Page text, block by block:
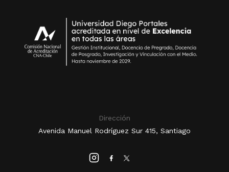
Dirección
Avenida Manuel Rodríguez Sur 415, Santiago